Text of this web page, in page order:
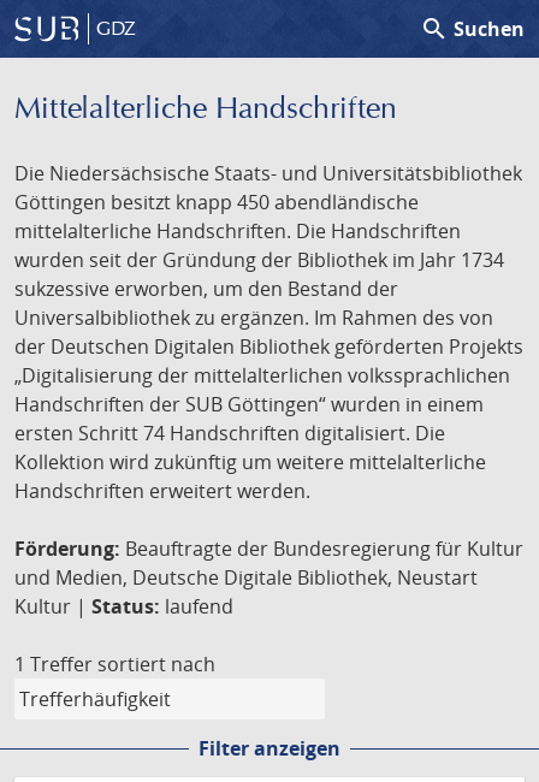
GDZ search Suchen
Mittelalterliche Handschriften
Die Niedersächsische Staats- und Universitätsbibliothek
Göttingen besitzt knapp 450 abendländische
mittelalterliche Handschriften. Die Handschriften
wurden seit der Gründung der Bibliothek im Jahr 1734
sukzessive erworben, um den Bestand der
Universalbibliothek zu ergänzen. Im Rahmen des von
der Deutschen Digitalen Bibliothek geförderten Projekts
„Digitalisierung der mittelalterlichen volkssprachlichen
Handschriften der SUB Göttingen“ wurden in einem
ersten Schritt 74 Handschriften digitalisiert. Die
Kollektion wird zukünftig um weitere mittelalterliche
Handschriften erweitert werden.
Förderung: Beauftragte der Bundesregierung für Kultur
und Medien, Deutsche Digitale Bibliothek, Neustart
Kultur | Status: laufend
1 Treffer sortiert nach
Filter anzeigen